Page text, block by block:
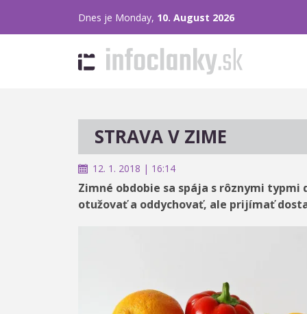
Dnes je Monday, 10. August 2026
STRAVA V ZIME
12. 1. 2018 | 16:14
Zimné obdobie sa spája s rôznymi typmi
otužovať a oddychovať, ale prijímať